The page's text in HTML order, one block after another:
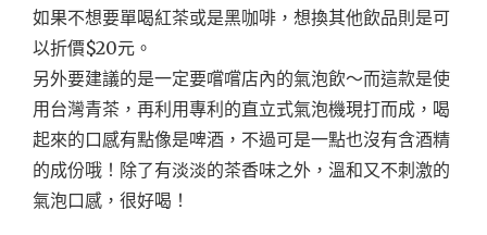
如果不想要單喝紅茶或是黑咖啡，想換其他飲品則是可
以折價$20元。
另外要建議的是一定要嚐嚐店內的氣泡飲～而這款是使
用台灣青茶，再利用專利的直立式氣泡機現打而成，喝
起來的口感有點像是啤酒，不過可是一點也沒有含酒精
的成份哦！除了有淡淡的茶香味之外，溫和又不刺激的
氣泡口感，很好喝！